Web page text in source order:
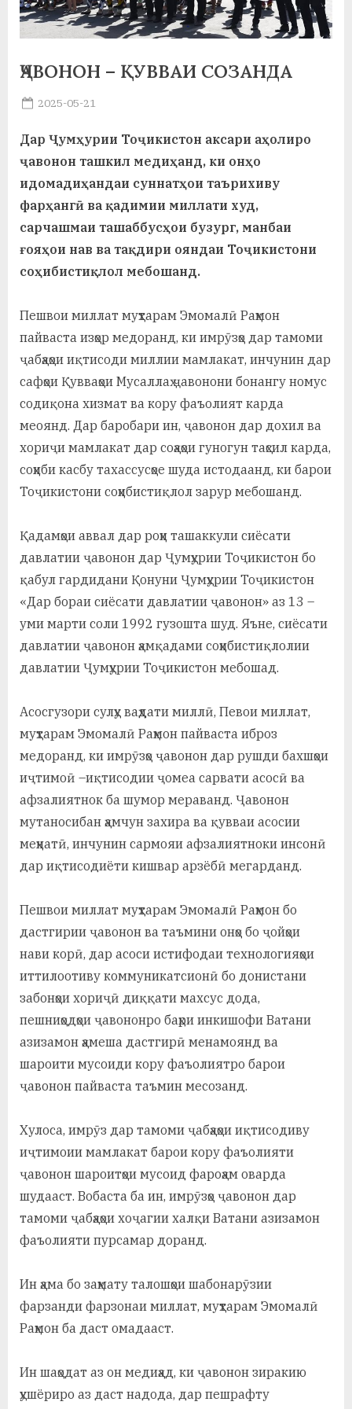
а
о
и
с
и
Х
у
с
р
а
в
ҶАВОНОН – ҚУВВАИ СОЗАНДА
Posted
2025-05-21
Дар Ҷумҳурии Тоҷикистон аксари аҳолиро
ҷавонон ташкил медиҳанд, ки онҳо
идомадиҳандаи суннатҳои таърихиву
фарҳангӣ ва қадимии миллати худ,
сарчашмаи ташаббусҳои бузург, манбаи
ғояҳои нав ва тақдири ояндаи Тоҷикистони
соҳибистиқлол мебошанд.
Пешвои миллат муҳтарам Эмомалӣ Раҳмон
пайваста изҳор медоранд, ки имрӯзҳо дар тамоми
ҷабҳаҳои иқтисоди миллии мамлакат, инчунин дар
сафҳои Қувваҳои Мусаллаҳ ҷавонони бонангу номус
содиқона хизмат ва кору фаъолият карда
меоянд. Дар баробари ин, ҷавонон дар дохил ва
хориҷи мамлакат дар соҳаҳои гуногун таҳсил карда,
соҳиби касбу тахассусҳое шуда истодаанд, ки барои
Тоҷикистони соҳибистиқлол зарур мебошанд.
Қадамҳои аввал дар роҳи ташаккули сиёсати
давлатии ҷавонон дар Ҷумҳурии Тоҷикистон бо
қабул гардидани Қонуни Ҷумҳурии Тоҷикистон
«Дар бораи сиёсати давлатии ҷавонон» аз 13 –
уми марти соли 1992 гузошта шуд. Яъне, сиёсати
давлатии ҷавонон ҳамқадами соҳибистиқлолии
давлатии Ҷумҳурии Тоҷикистон мебошад.
Асосгузори сулҳу ваҳдати миллӣ, Певои миллат,
муҳтарам Эмомалӣ Раҳмон пайваста иброз
медоранд, ки имрӯзҳо ҷавонон дар рушди бахшҳои
иҷтимоӣ –иқтисодии ҷомеа сарвати асосӣ ва
афзалиятнок ба шумор мераванд. Ҷавонон
мутаносибан ҳамчун захира ва қувваи асосии
меҳнатӣ, инчунин сармояи афзалиятноки инсонӣ
дар иқтисодиёти кишвар арзёбӣ мегарданд.
Пешвои миллат муҳтарам Эмомалӣ Раҳмон бо
дастгирии ҷавонон ва таъмини онҳо бо ҷойҳои
нави корӣ, дар асоси истифодаи технологияҳои
иттилоотиву коммуникатсионӣ бо донистани
забонҳои хориҷӣ диққати махсус дода,
пешниҳодҳои ҷавононро баҳри инкишофи Ватани
азизамон ҳамеша дастгирӣ менамоянд ва
шароити мусоиди кору фаъолиятро барои
ҷавонон пайваста таъмин месозанд.
Хулоса, имрӯз дар тамоми ҷабҳаҳои иқтисодиву
иҷтимоии мамлакат барои кору фаъолияти
ҷавонон шароитҳои мусоид фароҳам оварда
шудааст. Вобаста ба ин, имрӯзҳо ҷавонон дар
тамоми ҷабҳаҳои хоҷагии халқи Ватани азизамон
фаъолияти пурсамар доранд.
Ин ҳама бо заҳмату талошҳои шабонарӯзии
фарзанди фарзонаи миллат, муҳтарам Эмомалӣ
Раҳмон ба даст омадааст.
Ин шаҳодат аз он медиҳад, ки ҷавонон зиракию
ҳушёриро аз даст надода, дар пешрафту